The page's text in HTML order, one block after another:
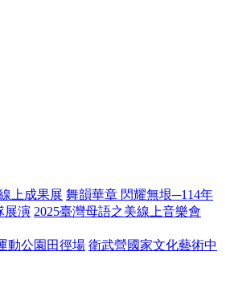
上成果展 舞韻華章 閃耀無垠─114年
展演 2025臺灣母語之美線上音樂會
動公園田徑場 衛武營國家文化藝術中